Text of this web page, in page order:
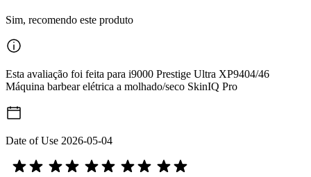
Sim, recomendo este produto
Esta avaliação foi feita para i9000 Prestige Ultra XP9404/46
Máquina barbear elétrica a molhado/seco SkinIQ Pro
Date of Use 2026-05-04